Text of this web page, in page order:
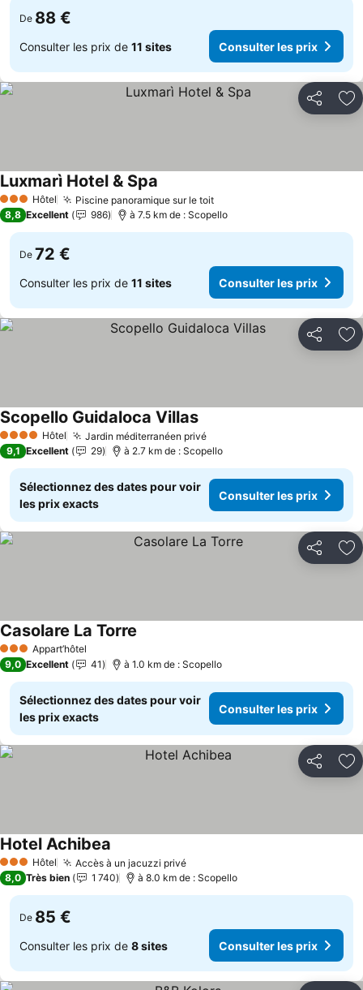
De 88 €
Consulter les prix de 11 sites Consulter les prix
Partager
3 ÉtoilesHôtel Piscine panoramique sur le toitConsulter les prix
Luxmarì Hotel & Spa
8,8 Excellent 986 à 7.5 km de : Scopello
De 72 €
Consulter les prix de 11 sites Consulter les prix
Partager
4 Étoiles Hôtel Jardin méditerranéen privéConsulter les prix
Scopello Guidaloca VillasConsulter les prix
9,1 Excellent 29 à 2.7 km de : Scopello
Sélectionnez des dates pour voir
les prix exacts
Consulter les prix
Partager
3 ÉtoilesAppart’hôtel
Casolare La Torre
9,0 Excellent 41 à 1.0 km de : Scopello
Sélectionnez des dates pour voir
les prix exacts
Consulter les prix
Partager
3 ÉtoilesHôtel Accès à un jacuzzi privéConsulter les prix
Hotel Achibea
8,0 Très bien 1 740 à 8.0 km de : Scopello
De 85 €
Consulter les prix de 8 sites Consulter les prix